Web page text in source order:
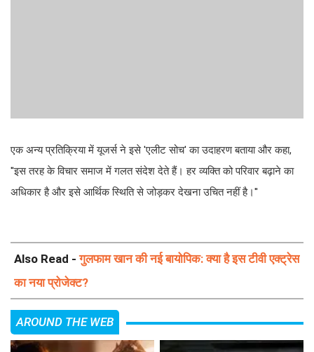
एक अन्य प्रतिक्रिया में यूजर्स ने इसे 'एलीट सोच' का उदाहरण बताया और कहा,
''इस तरह के विचार समाज में गलत संदेश देते हैं। हर व्यक्ति को परिवार बढ़ाने का
अधिकार है और इसे आर्थिक स्थिति से जोड़कर देखना उचित नहीं है।''
Also Read -गुलफाम खान की नई बायोपिक: क्या है इस टीवी एक्ट्रेस
का नया प्रोजेक्ट?
AROUND THE WEB